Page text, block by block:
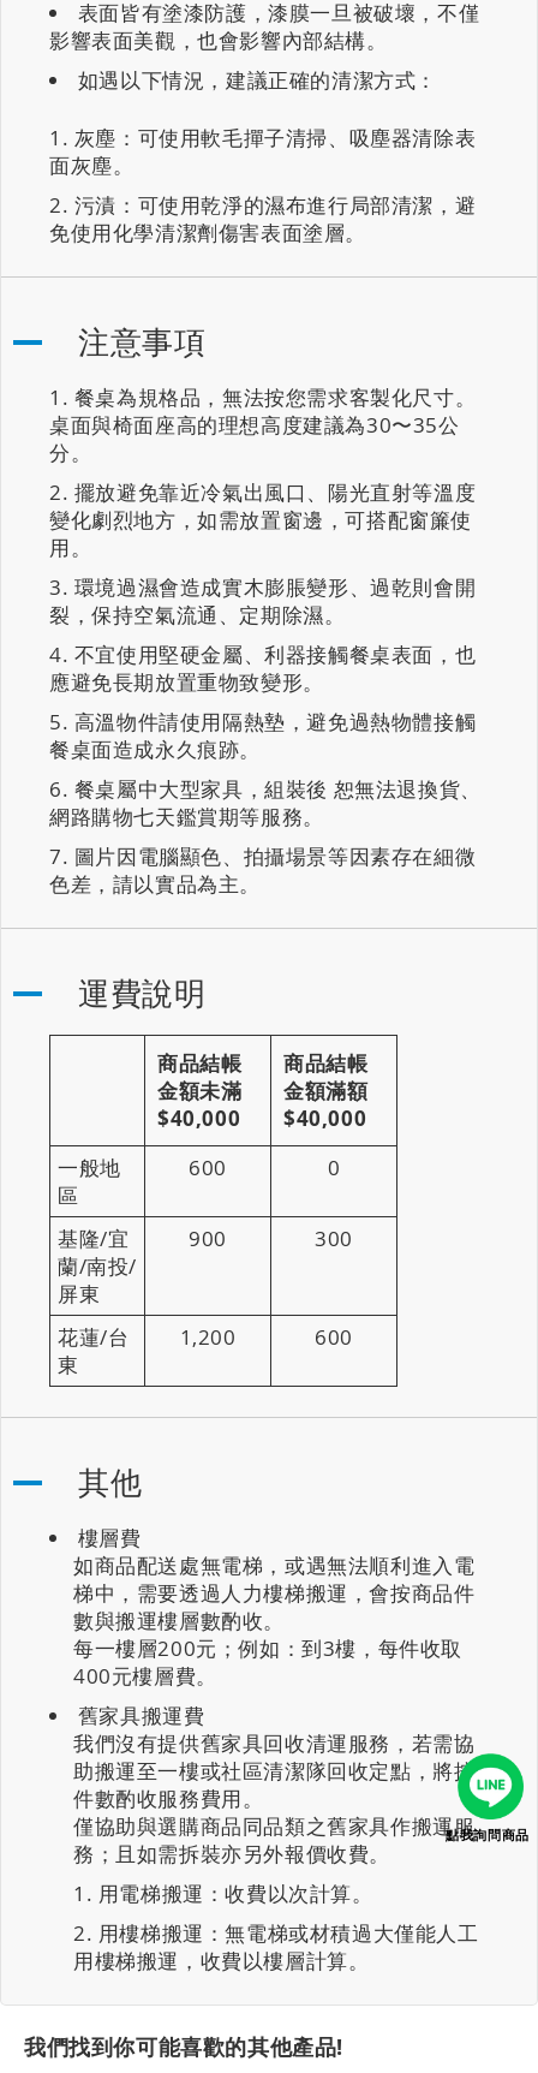
表面皆有塗漆防護，漆膜一旦被破壞，不僅
影響表面美觀，也會影響內部結構。
如遇以下情況，建議正確的清潔方式：
灰塵：可使用軟毛撣子清掃、吸塵器清除表
面灰塵。
污漬：可使用乾淨的濕布進行局部清潔，避
免使用化學清潔劑傷害表面塗層。
注意事項
餐桌為規格品，無法按您需求客製化尺寸。
桌面與椅面座高的理想高度建議為30〜35公
分。
擺放避免靠近冷氣出風口、陽光直射等溫度
變化劇烈地方，如需放置窗邊，可搭配窗簾使
用。
環境過濕會造成實木膨脹變形、過乾則會開
裂，保持空氣流通、定期除濕。
不宜使用堅硬金屬、利器接觸餐桌表面，也
應避免長期放置重物致變形。
高溫物件請使用隔熱墊，避免過熱物體接觸
餐桌面造成永久痕跡。
餐桌屬中大型家具，組裝後 恕無法退換貨、
網路購物七天鑑賞期等服務。
圖片因電腦顯色、拍攝場景等因素存在細微
色差，請以實品為主。
運費說明
商品結帳
金額未滿
$40,000
商品結帳
金額滿額
$40,000
一般地
區
600 0
基隆/宜
蘭/南投/
屏東
900 300
花蓮/台
東
1,200 600
其他
樓層費
如商品配送處無電梯，或遇無法順利進入電
梯中，需要透過人力樓梯搬運，會按商品件
數與搬運樓層數酌收。
每一樓層200元；例如：到3樓，每件收取
400元樓層費。
舊家具搬運費
我們沒有提供舊家具回收清運服務，若需協
助搬運至一樓或社區清潔隊回收定點，將按
件數酌收服務費用。
僅協助與選購商品同品類之舊家具作搬運服
務；且如需拆裝亦另外報價收費。
用電梯搬運：收費以次計算。
用樓梯搬運：無電梯或材積過大僅能人工
用樓梯搬運，收費以樓層計算。
我們找到你可能喜歡的其他產品!
點我詢問商品